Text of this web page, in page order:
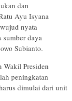
dan
Ayu Isyana
nyata
sumber daya
Subianto.
Wakil Presiden
peningkatan
dimulai dari unit